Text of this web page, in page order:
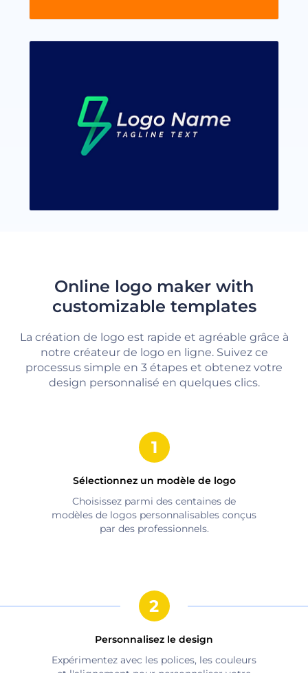
Online logo maker with
customizable templates
La création de logo est rapide et agréable grâce à
notre créateur de logo en ligne. Suivez ce
processus simple en 3 étapes et obtenez votre
design personnalisé en quelques clics.
Sélectionnez un modèle de logo
Choisissez parmi des centaines de
modèles de logos personnalisables conçus
par des professionnels.
Personnalisez le design
Expérimentez avec les polices, les couleurs